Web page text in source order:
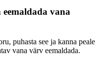
vana
puhasta see ja kanna peale
vana värv eemaldada.